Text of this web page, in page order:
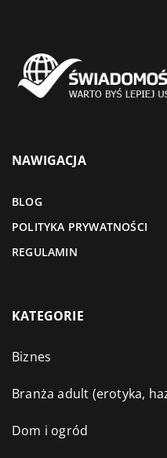
NAWIGACJA
BLOG
POLITYKA PRYWATNOŚCI
REGULAMIN
KATEGORIE
Biznes
Branża adult (erotyka,
Dom i ogród